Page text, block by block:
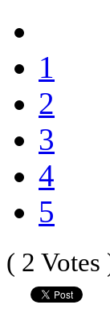
1
2
3
4
5
( 2 Votes